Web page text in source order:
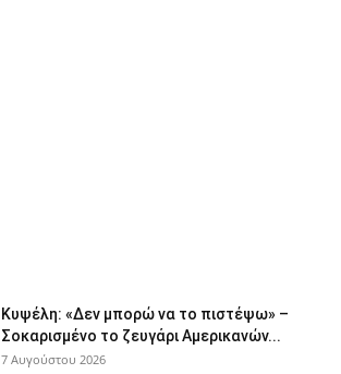
Κυψέλη: «Δεν μπορώ να το πιστέψω» –
Σοκαρισμένο το ζευγάρι Αμερικανών...
7 Αυγούστου 2026